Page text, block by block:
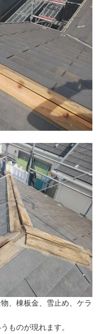
、棟板金、雪止め、ケラ
ものが現れます。